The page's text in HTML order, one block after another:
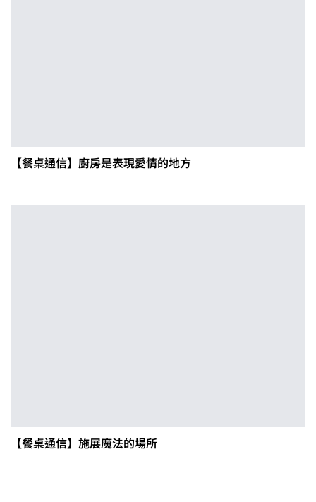
【餐桌通信】廚房是表現愛情的地方
【餐桌通信】施展魔法的場所